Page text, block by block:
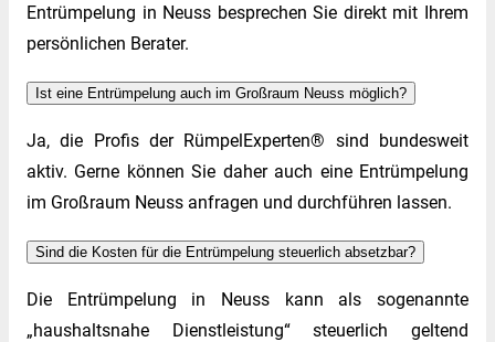
Entrümpelung in Neuss besprechen Sie direkt mit Ihrem
persönlichen Berater.
Ist eine Entrümpelung auch im Großraum Neuss möglich?
Ja, die Profis der RümpelExperten® sind bundesweit
aktiv. Gerne können Sie daher auch eine Entrümpelung
im Großraum Neuss anfragen und durchführen lassen.
Sind die Kosten für die Entrümpelung steuerlich absetzbar?
Die Entrümpelung in Neuss kann als sogenannte
„haushaltsnahe Dienstleistung“ steuerlich geltend